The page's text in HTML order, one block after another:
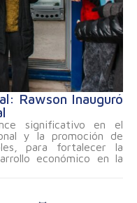
Rawson Inauguró
significativo en el
y la promoción de
para fortalecer la
económico en la